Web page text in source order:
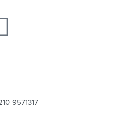
9571317